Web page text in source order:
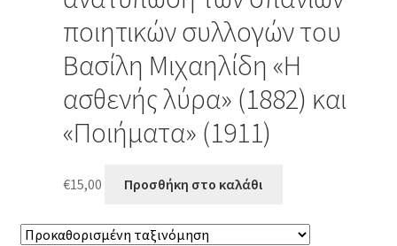
ποιητικών συλλογών του
Βασίλη Μιχαηλίδη «Η
ασθενής λύρα» (1882) και
«Ποιήματα» (1911)
€15,00 Προσθήκη στο καλάθι